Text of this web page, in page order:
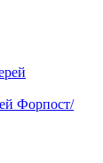
Форпост/